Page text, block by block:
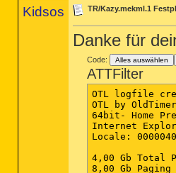
Kidsos TR/Kazy.mekml.1
Danke für
Code: Alles auswählen
ATTFilter
OTL logfile
OTL by
64bit- Home
Internet
Locale:
4,00 Gb Total
8,00 Gb